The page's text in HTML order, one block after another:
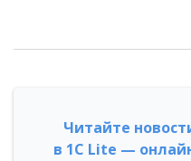
Читайте
в 1С Lite —